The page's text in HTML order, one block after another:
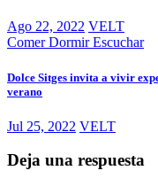
Ago 22, 2022 VELT
ComerDormirEscuchar
Dolce Sitges invita a vivir
verano
Jul 25, 2022 VELT
Deja una respuesta